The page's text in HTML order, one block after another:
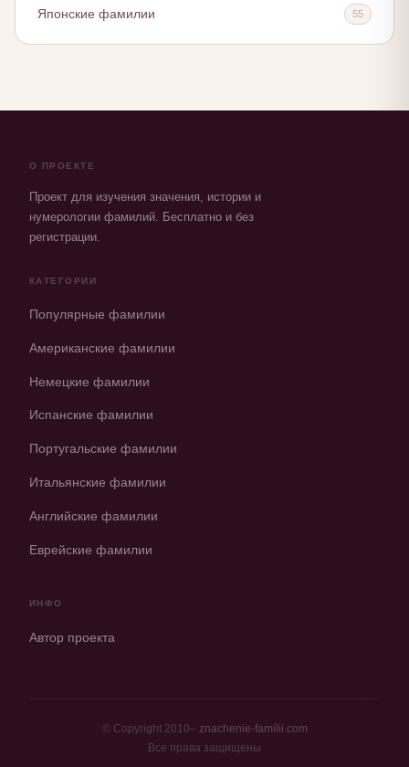
Японские фамилии 55
О ПРОЕКТЕ
Проект для изучения значения, истории и
нумерологии фамилий. Бесплатно и без
регистрации.
КАТЕГОРИИ
Популярные фамилии
Американские фамилии
Немецкие фамилии
Испанские фамилии
Португальские фамилии
Итальянские фамилии
Английские фамилии
Еврейские фамилии
ИНФО
Автор проекта
© Copyright 2010– znachenie-familii.com
Все права защищены